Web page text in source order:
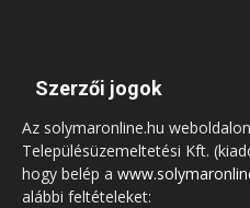
Szerzői jogok
Az solymaronline.hu
Településüzemeltetési Kft.
hogy belép a
alábbi feltételeket: